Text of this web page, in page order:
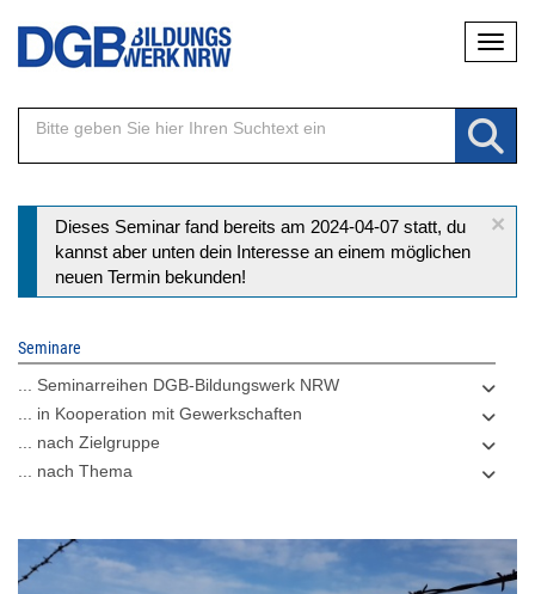
Direkt
Inhalt
×
Statusmeldung
Dieses Seminar fand bereits am 2024-04-07 statt, du
kannst aber unten dein Interesse an einem möglichen
neuen Termin bekunden!
Seminare
... Seminarreihen DGB-Bildungswerk NRW
... in Kooperation mit Gewerkschaften
... nach Zielgruppe
... nach Thema